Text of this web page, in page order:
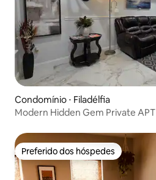
Condomínio ⋅ Filadélfia
Modern Hidden Gem Private APT
Preferido dos hóspedes
Preferido dos hóspedes